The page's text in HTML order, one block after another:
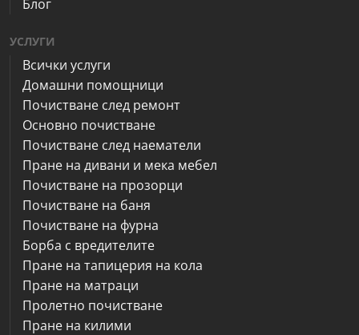
Блог
УСЛУГИ
Всички услуги
Домашни помощници
Почистване след ремонт
Основно почистване
Почистване след наематели
Пране на дивани и мека мебел
Почистване на прозорци
Почистване на баня
Почистване на фурна
Борба с вредителите
Пране на тапицерия на кола
Пране на матраци
Пролетно почистване
Пране на килими